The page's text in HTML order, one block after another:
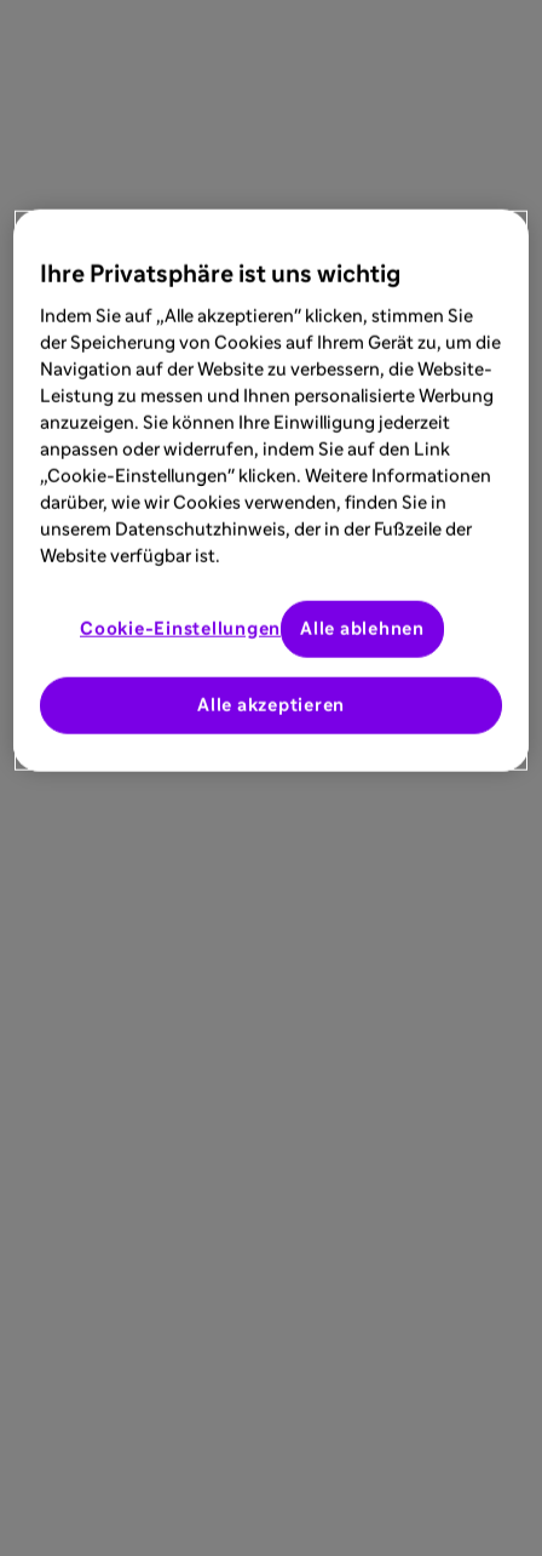
Ihre Privatsphäre ist uns wichtig
Indem Sie auf „Alle akzeptieren" klicken, stimmen Sie
der Speicherung von Cookies auf Ihrem Gerät zu, um die
Navigation auf der Website zu verbessern, die Website-
Leistung zu messen und Ihnen personalisierte Werbung
anzuzeigen. Sie können Ihre Einwilligung jederzeit
anpassen oder widerrufen, indem Sie auf den Link
„Cookie-Einstellungen" klicken. Weitere Informationen
darüber, wie wir Cookies verwenden, finden Sie in
unserem Datenschutzhinweis, der in der Fußzeile der
Website verfügbar ist.
Cookie-Einstellungen
Alle akzeptieren
Alle ablehnen